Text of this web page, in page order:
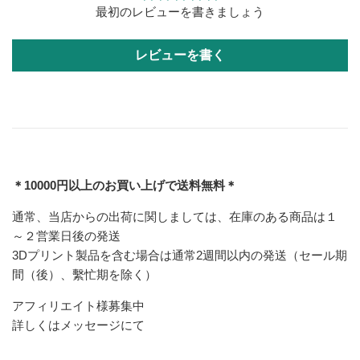
最初のレビューを書きましょう
レビューを書く
＊10000円以上のお買い上げで送料無料＊
通常、当店からの出荷に関しましては、在庫のある商品は１
～２営業日後の発送
3Dプリント製品を含む場合は通常2週間以内の発送（セール期
間（後）、繫忙期を除く）
アフィリエイト様募集中
詳しくはメッセージにて